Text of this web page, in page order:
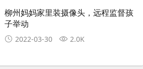
柳州妈妈家里装摄像头，远程监督孩
子举动
2022-03-30 2.0K